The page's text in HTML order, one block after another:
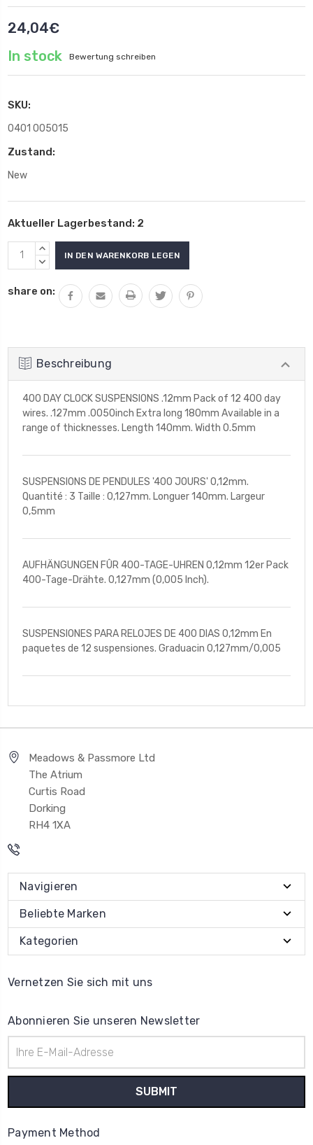
24,04€
In stock
Bewertung schreiben
SKU:
0401 005015
Zustand:
New
Aktueller Lagerbestand: 2
MENGE
VON
ERHÖHEN
MENGE
UNDEFINED
VERRINGERN
share on:
Beschreibung
400 DAY CLOCK SUSPENSIONS .12mm Pack of 12 400 day
wires. .127mm .0050inch Extra long 180mm Available in a
range of thicknesses. Length 140mm. Width 0.5mm
SUSPENSIONS DE PENDULES '400 JOURS' 0,12mm.
Quantité : 3 Taille : 0,127mm. Longuer 140mm. Largeur
0,5mm
AUFHÄNGUNGEN FÛR 400-TAGE-UHREN 0,12mm 12er Pack
400-Tage-Drähte. 0,127mm (0,005 Inch).
SUSPENSIONES PARA RELOJES DE 400 DIAS 0,12mm En
paquetes de 12 suspensiones. Graduacin 0,127mm/0,005
Meadows & Passmore Ltd
The Atrium
Curtis Road
Dorking
RH4 1XA
Navigieren
Beliebte Marken
Kategorien
Vernetzen Sie sich mit uns
Abonnieren Sie unseren Newsletter
Mail-
Adresse
Payment Method